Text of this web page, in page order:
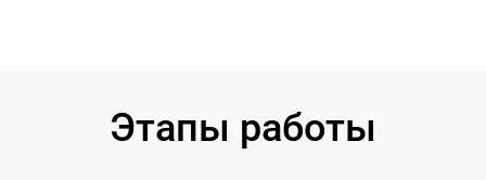
Этапы работы